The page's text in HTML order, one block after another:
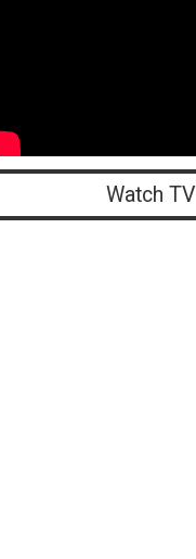
Watch TV